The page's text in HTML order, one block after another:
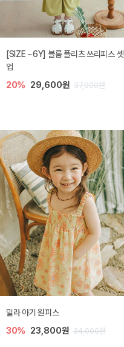
[SIZE ~6Y] 블룸 플리츠 쓰리피스 셋
업
20% 29,600원 37,000원
밀라 아기 원피스
30% 23,800원 34,000원